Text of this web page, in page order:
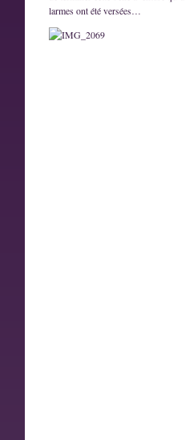
larmes ont été versées…